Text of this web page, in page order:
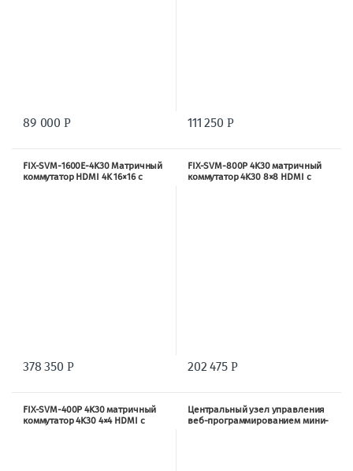
89 000Р 111 250 Р
FIX-SVM-1600E-4K30 Матричный
коммутатор HDMI 4K 16×16 с
378 350 Р
FIX-SVM-800P 4K30 матричный
коммутатор 4K30 8×8 HDMI с
202 475 Р
FIX-SVM-400P 4K30 матричный
коммутатор 4K30 4×4 HDMI с
Центральный узел управления
веб-программированием мини-